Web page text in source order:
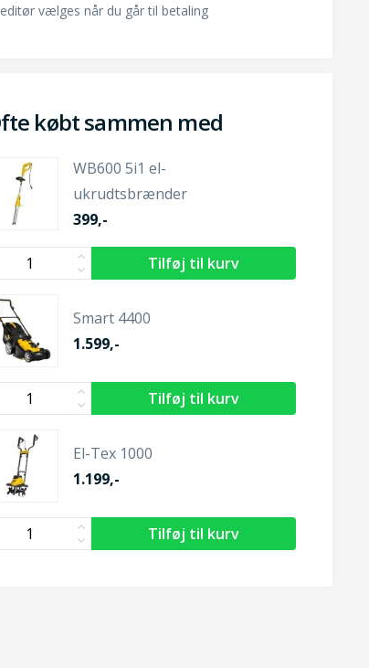
vælges når du går til betaling
købt sammen med
WB600 5i1 el-
ukrudtsbrænder
399,-
Smart 4400
1.599,-
El-Tex 1000
1.199,-